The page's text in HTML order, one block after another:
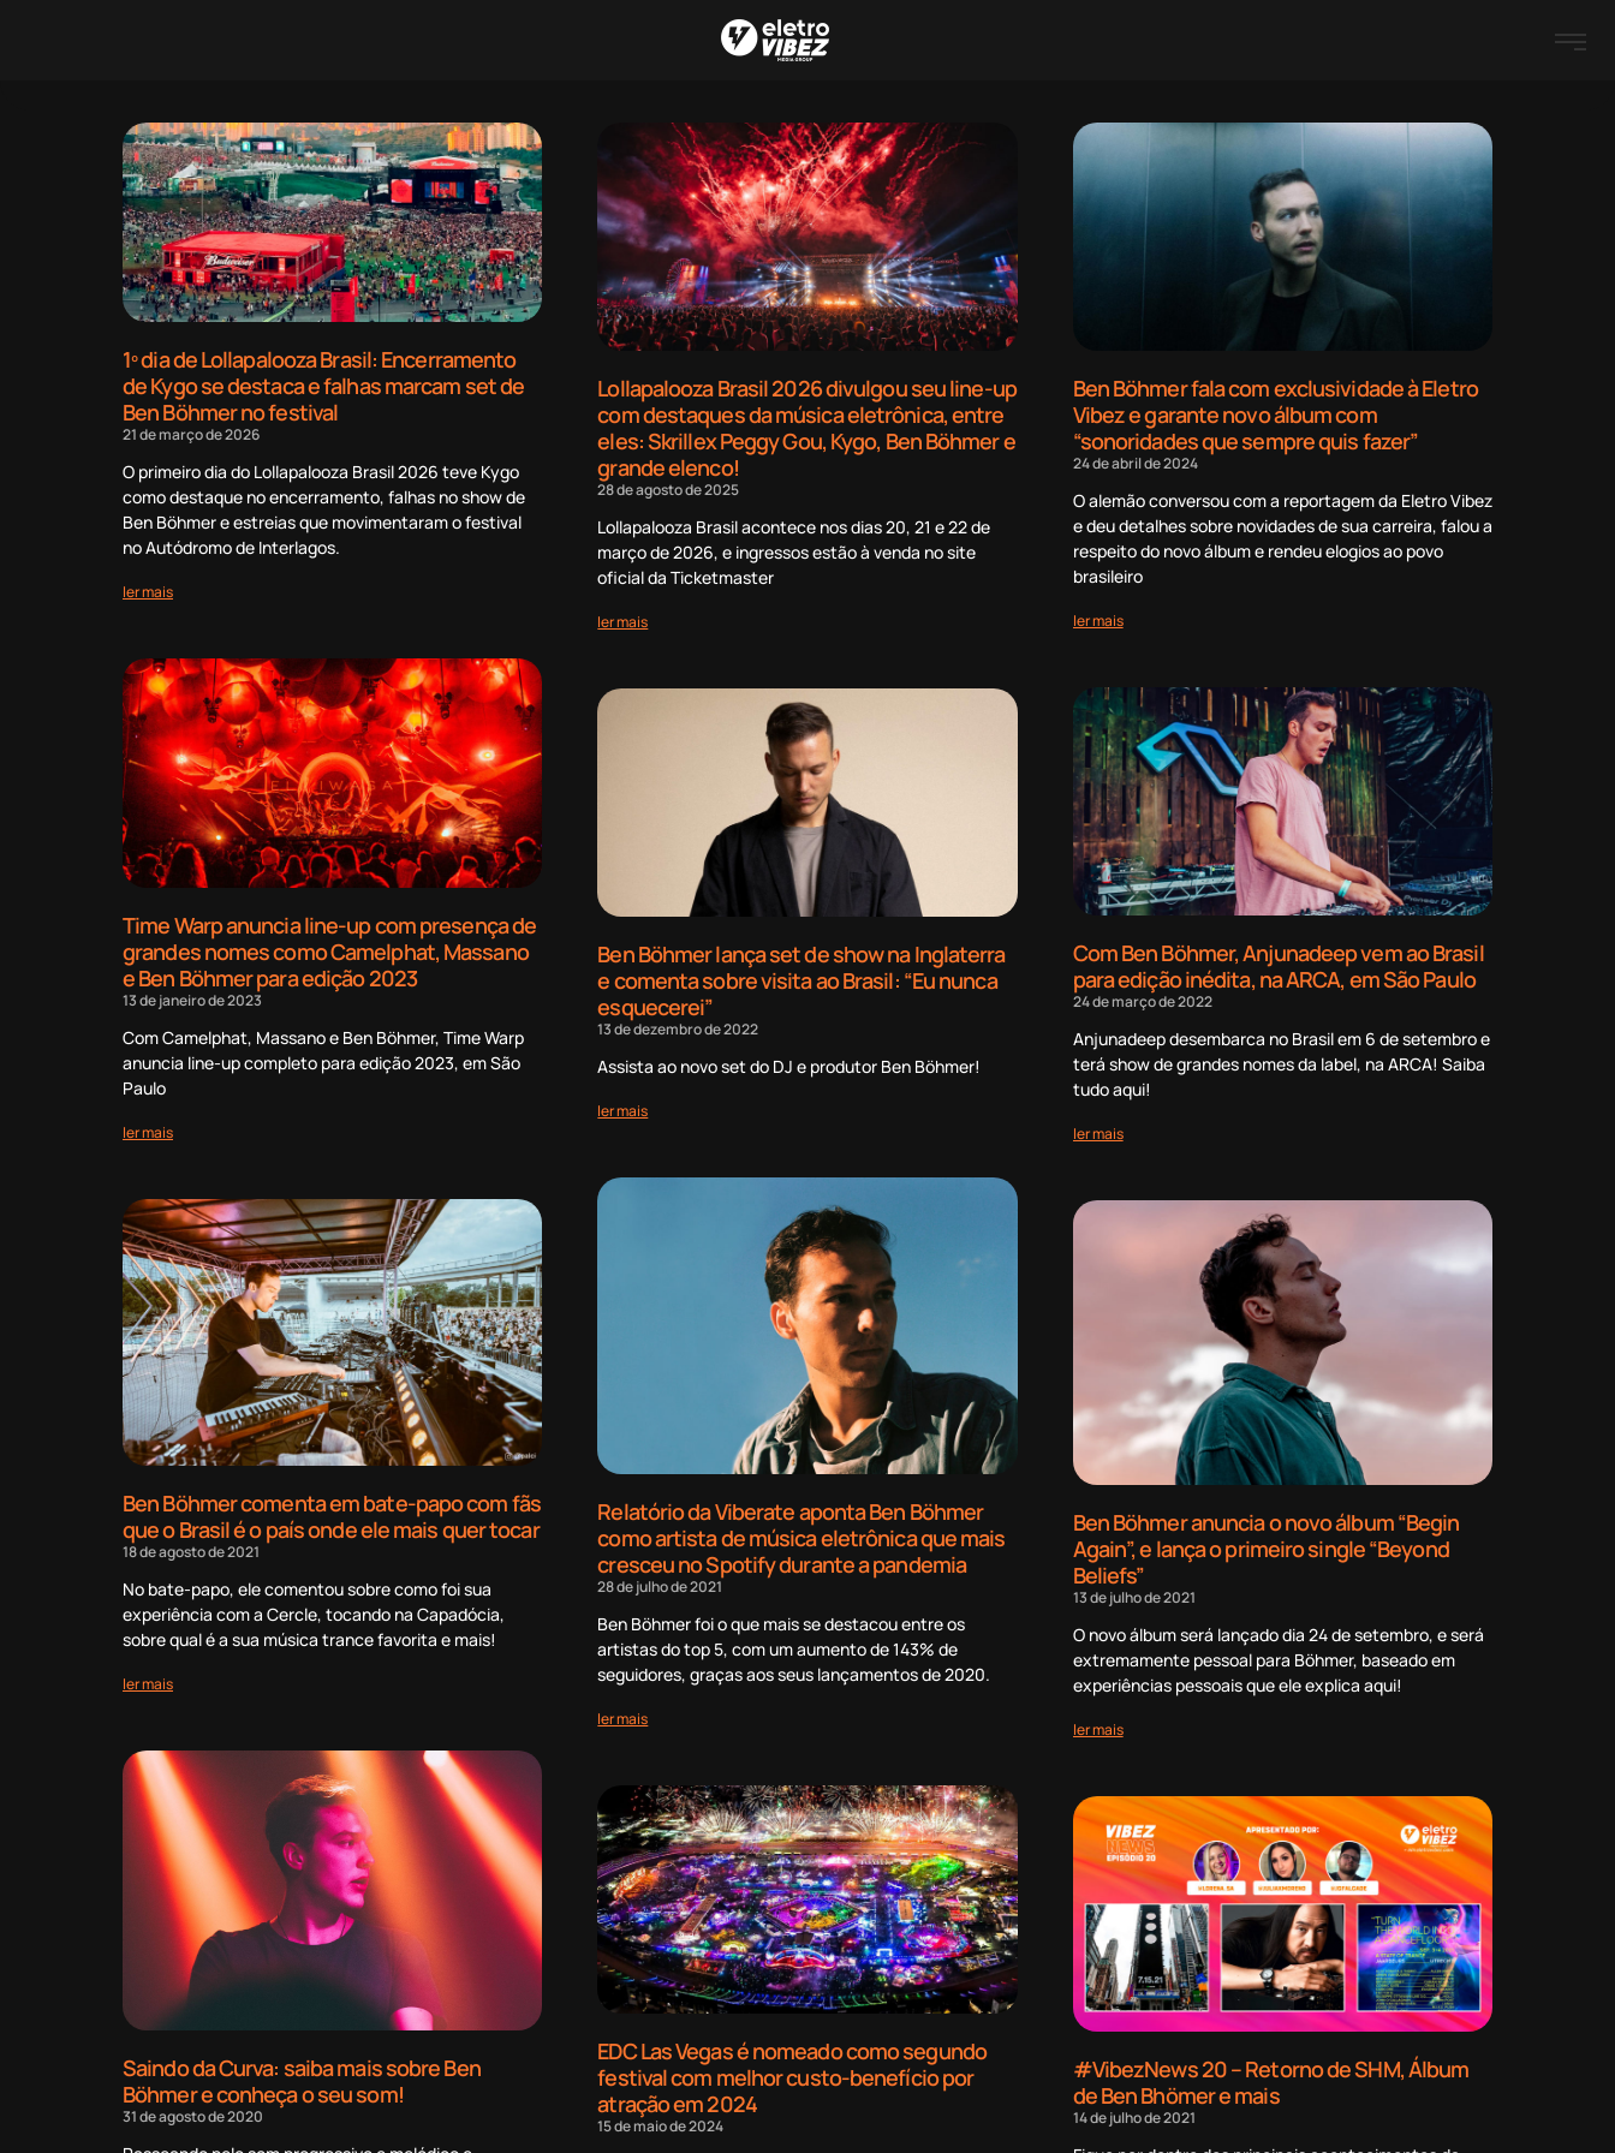
1º dia de Lollapalooza Brasil: Encerramento
de Kygo se destaca e falhas marcam set de
Ben Böhmer no festival
21 de março de 2026
O primeiro dia do Lollapalooza Brasil 2026 teve Kygo
como destaque no encerramento, falhas no show de
Ben Böhmer e estreias que movimentaram o festival
no Autódromo de Interlagos.
ler mais
Lollapalooza Brasil 2026 divulgou seu line-up
com destaques da música eletrônica, entre
eles: Skrillex Peggy Gou, Kygo, Ben Böhmer e
grande elenco!
28 de agosto de 2025
Lollapalooza Brasil acontece nos dias 20, 21 e 22 de
março de 2026, e ingressos estão à venda no site
oficial da Ticketmaster
ler mais
Ben Böhmer fala com exclusividade à Eletro
Vibez e garante novo álbum com
“sonoridades que sempre quis fazer”
24 de abril de 2024
O alemão conversou com a reportagem da Eletro Vibez
e deu detalhes sobre novidades de sua carreira, falou a
respeito do novo álbum e rendeu elogios ao povo
brasileiro
ler mais
Time Warp anuncia line-up com presença de
grandes nomes como Camelphat, Massano
e Ben Böhmer para edição 2023
13 de janeiro de 2023
Com Camelphat, Massano e Ben Böhmer, Time Warp
anuncia line-up completo para edição 2023, em São
Paulo
ler mais
Ben Böhmer lança set de show na Inglaterra
e comenta sobre visita ao Brasil: “Eu nunca
esquecerei”
13 de dezembro de 2022
Assista ao novo set do DJ e produtor Ben Böhmer!
ler mais
Com Ben Böhmer, Anjunadeep vem ao Brasil
para edição inédita, na ARCA, em São Paulo
24 de março de 2022
Anjunadeep desembarca no Brasil em 6 de setembro e
terá show de grandes nomes da label, na ARCA! Saiba
tudo aqui!
ler mais
Ben Böhmer comenta em bate-papo com fãs
que o Brasil é o país onde ele mais quer tocar
18 de agosto de 2021
No bate-papo, ele comentou sobre como foi sua
experiência com a Cercle, tocando na Capadócia,
sobre qual é a sua música trance favorita e mais!
ler mais
Relatório da Viberate aponta Ben Böhmer
como artista de música eletrônica que mais
cresceu no Spotify durante a pandemia
28 de julho de 2021
Ben Böhmer foi o que mais se destacou entre os
artistas do top 5, com um aumento de 143% de
seguidores, graças aos seus lançamentos de 2020.
ler mais
Ben Böhmer anuncia o novo álbum “Begin
Again”, e lança o primeiro single “Beyond
Beliefs”
13 de julho de 2021
O novo álbum será lançado dia 24 de setembro, e será
extremamente pessoal para Böhmer, baseado em
experiências pessoais que ele explica aqui!
ler mais
Saindo da Curva: saiba mais sobre Ben
Böhmer e conheça o seu som!
31 de agosto de 2020
EDC Las Vegas é nomeado como segundo
festival com melhor custo-benefício por
atração em 2024
15 de maio de 2024
#VibezNews 20 – Retorno de SHM, Álbum
de Ben Bhömer e mais
14 de julho de 2021